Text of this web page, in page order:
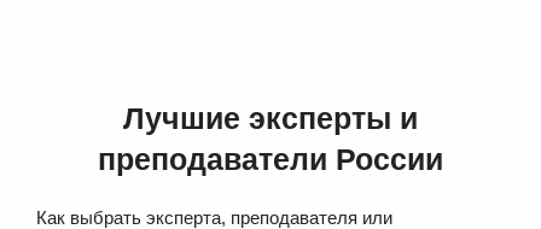
Лучшие эксперты и
преподаватели России
Как выбрать эксперта, преподавателя или